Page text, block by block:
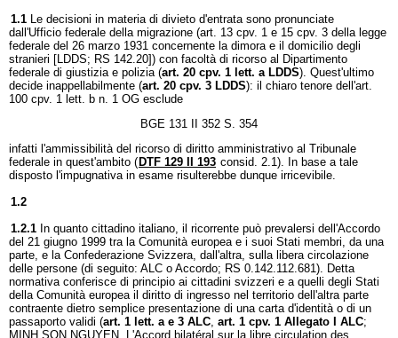
1.1 Le decisioni in materia di divieto d'entrata sono pronunciate
dall'Ufficio federale della migrazione (art. 13 cpv. 1 e 15 cpv. 3 della legge
federale del 26 marzo 1931 concernente la dimora e il domicilio degli
stranieri [LDDS; RS 142.20]) con facoltà di ricorso al Dipartimento
federale di giustizia e polizia (art. 20 cpv. 1 lett. a LDDS). Quest'ultimo
decide inappellabilmente (art. 20 cpv. 3 LDDS): il chiaro tenore dell'art.
100 cpv. 1 lett. b n. 1 OG esclude
BGE 131 II 352 S. 354
infatti l'ammissibilità del ricorso di diritto amministrativo al Tribunale
federale in quest'ambito ( DTF 129 II 193 consid. 2.1). In base a tale
disposto l'impugnativa in esame risulterebbe dunque irricevibile.
1.2
1.2.1 In quanto cittadino italiano, il ricorrente può prevalersi dell'Accordo
del 21 giugno 1999 tra la Comunità europea e i suoi Stati membri, da una
parte, e la Confederazione Svizzera, dall'altra, sulla libera circolazione
delle persone (di seguito: ALC o Accordo; RS 0.142.112.681). Detta
normativa conferisce di principio ai cittadini svizzeri e a quelli degli Stati
della Comunità europea il diritto di ingresso nel territorio dell'altra parte
contraente dietro semplice presentazione di una carta d'identità o di un
passaporto validi (art. 1 lett. a e 3 ALC, art. 1 cpv. 1 Allegato I ALC;
MINH SON NGUYEN, L'Accord bilatéral sur la libre circulation des